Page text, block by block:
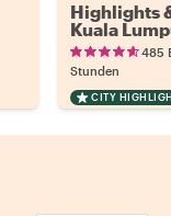
Highlights
Kuala
485
Stunden
CITY